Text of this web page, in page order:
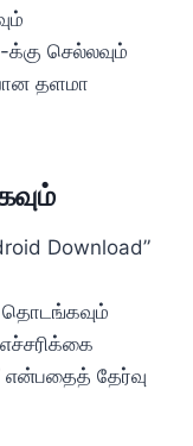
செல்லவும்
தளமா
Download”
தொடங்கவும்
என்பதைத் தேர்வு